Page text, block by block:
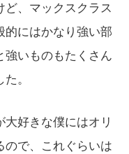
、マックスクラス
的にはかなり強い部
強いものもたくさん
。
好きな僕にはオリ
ので、これぐらいは